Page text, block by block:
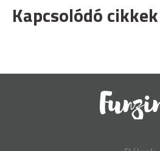
Kapcsolódó cikkek